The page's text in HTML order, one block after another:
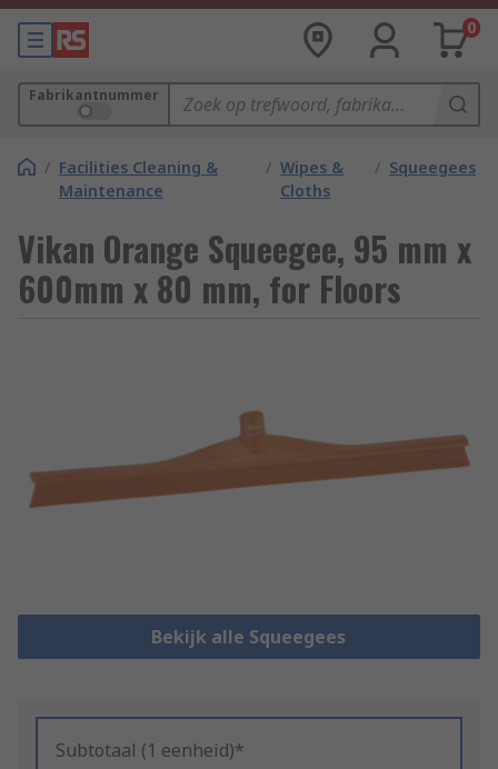
0
Fabrikantnummer
/ Facilities Cleaning &
Maintenance
/ Wipes &
Cloths
/ Squeegees
Vikan Orange Squeegee, 95 mm x
600mm x 80 mm, for Floors
Bekijk alle Squeegees
Subtotaal (1 eenheid)*